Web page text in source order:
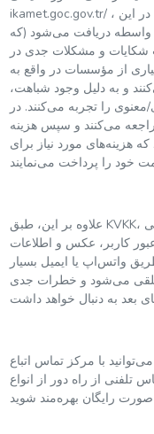
ikamet.goc.gov.tr/ ، به پروسه در هیچ سایت دیگری توجه نکنید. در این
واسطه دریافت می‌شود (که
شکایات و مشکلات جدی در
از مؤسسات در واقع به
و به دلیل وجود شباهت،
را تجربه می‌کنند. در
می‌کنند و سپس هزینه
هزینه‌های مورد نیاز برای
علاوه بر این، طبق KVKK، به اشتراک گذاری اطلاعات حساس/خصوصی
کاربر، عکس و اطلاعات
واتس‌اپ یا ایمیل بسیار
می‌شود و خطرات جدی
با مرکز تماس اتباع
با یک تماس تلفنی از راه دور از انواع